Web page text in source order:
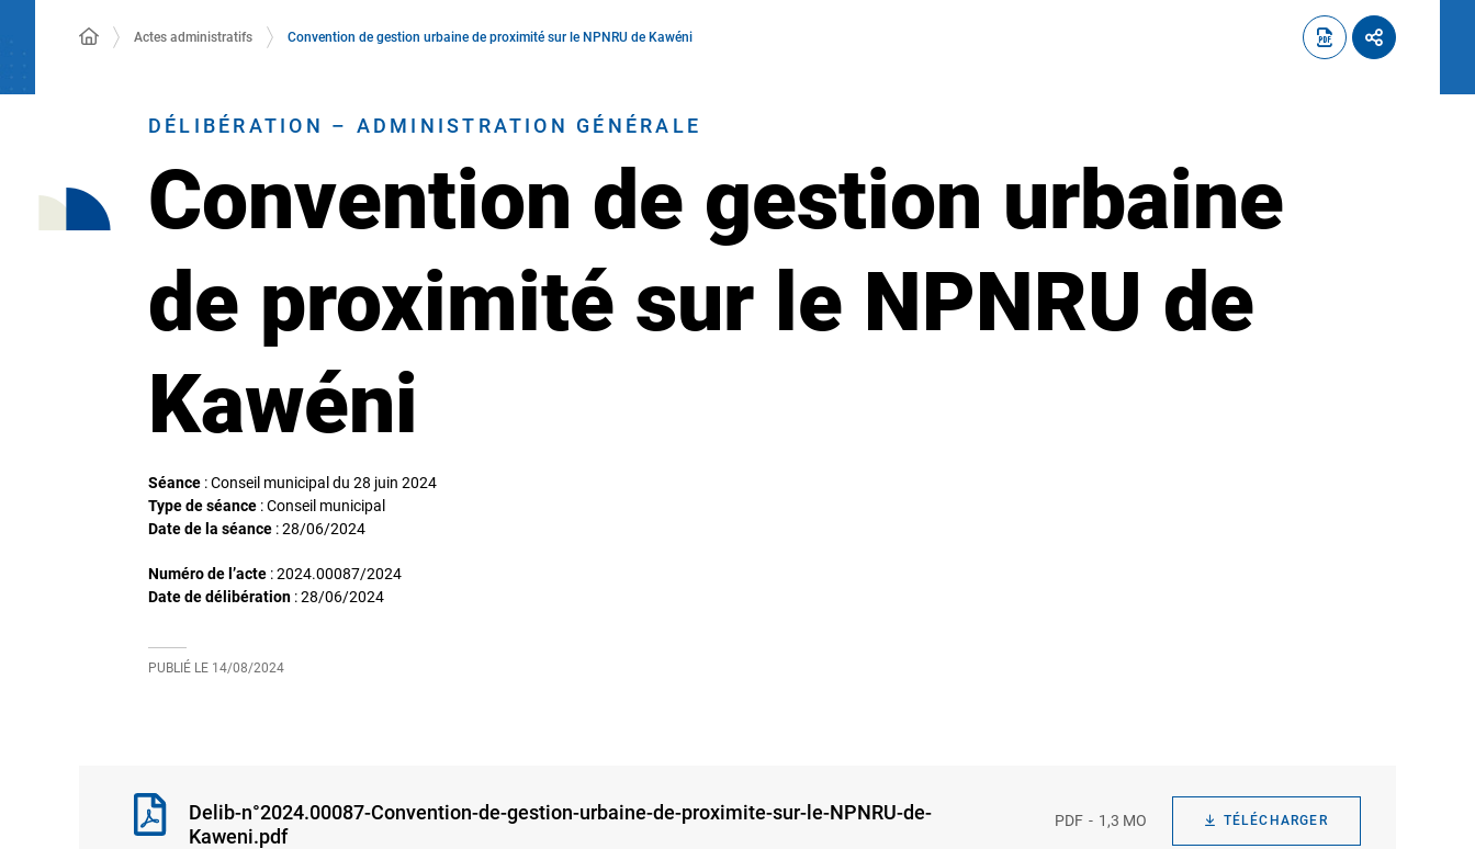
Actes administratifs Convention de gestion urbaine de proximité sur le NPNRU de Kawéni
DÉLIBÉRATION – ADMINISTRATION GÉNÉRALE
Convention de gestion urbaine
de proximité sur le NPNRU de
Kawéni
Séance : Conseil municipal du 28 juin 2024
Type de séance : Conseil municipal
Date de la séance :28/06/2024
Numéro de l’acte : 2024.00087/2024
Date de délibération :28/06/2024
PUBLIÉ LE 14/08/2024
Delib-n°2024.00087-Convention-de-gestion-urbaine-de-proximite-sur-le-NPNRU-de-
Kaweni.pdf
PDF 1,3 MO TÉLÉCHARGER